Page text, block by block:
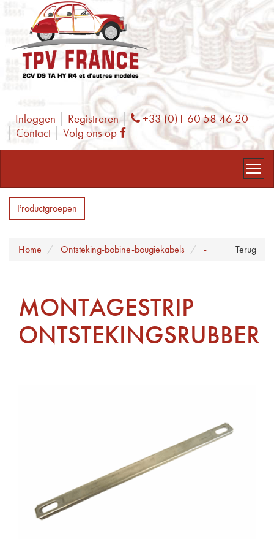
Inloggen Registreren Phone
+33 (0)1 60 58 46 20
Contact
Volg ons op Facebook
Productgroepen
Terug
Home Ontsteking-bobine-bougiekabels -
MONTAGESTRIP
ONTSTEKINGSRUBBER